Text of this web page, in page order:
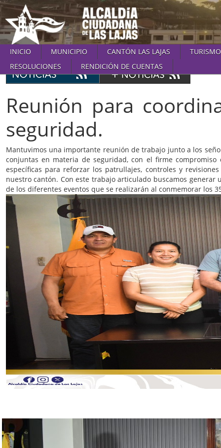
INICIO MUNICIPIO CANTÓN LAS LAJAS
TURISMO
RESOLUCIONES
RENDICIÓN DE CUENTAS
Reunión para
seguridad.
Mantuvimos una importante reunión de trabajo junto a los
conjuntas en materia de seguridad, con el firme
específicas para reforzar los patrullajes, controles y
nuestro cantón. Con este trabajo articulado buscamos
de los diferentes eventos que se realizarán al conmemorar los